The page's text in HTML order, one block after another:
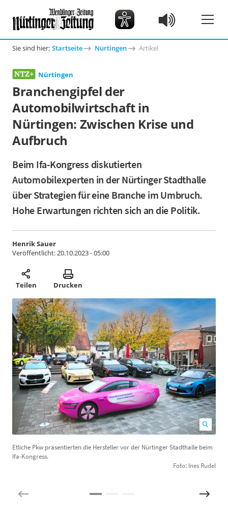
Sie sind hier: Startseite Nürtingen Artikel
Nürtingen
Branchengipfel der
Automobilwirtschaft in
Nürtingen: Zwischen Krise und
Aufbruch
Beim Ifa-Kongress diskutierten
Automobilexperten in der Nürtinger Stadthalle
über Strategien für eine Branche im Umbruch.
Hohe Erwartungen richten sich an die Politik.
Henrik Sauer
Veröffentlicht:20.10.2023 - 05:00
Teilen Drucken
Etliche Pkw präsentierten die Hersteller vor der Nürtinger Stadthalle beim
Ifa-Kongress.
Foto: Ines Rudel